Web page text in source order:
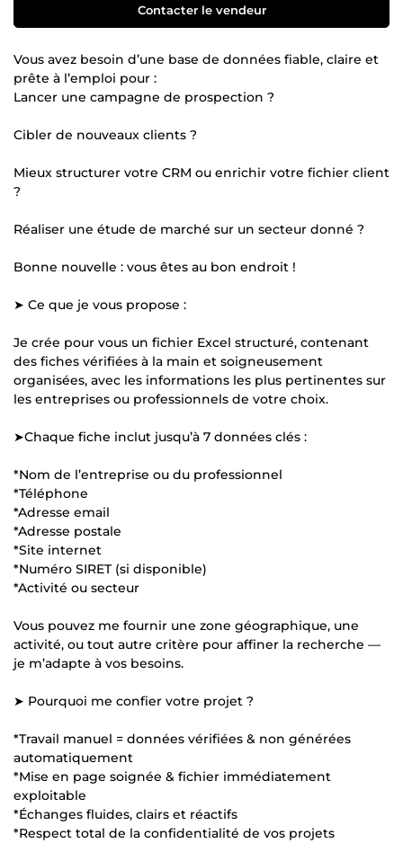
Contacter le vendeur
Vous avez besoin d’une base de données fiable, claire et
prête à l’emploi pour :
Lancer une campagne de prospection ?
Cibler de nouveaux clients ?
Mieux structurer votre CRM ou enrichir votre fichier client
?
Réaliser une étude de marché sur un secteur donné ?
Bonne nouvelle : vous êtes au bon endroit !
➤ Ce que je vous propose :
Je crée pour vous un fichier Excel structuré, contenant
des fiches vérifiées à la main et soigneusement
organisées, avec les informations les plus pertinentes sur
les entreprises ou professionnels de votre choix.
➤Chaque fiche inclut jusqu’à 7 données clés :
*Nom de l’entreprise ou du professionnel
*Téléphone
*Adresse email
*Adresse postale
*Site internet
*Numéro SIRET (si disponible)
*Activité ou secteur
Vous pouvez me fournir une zone géographique, une
activité, ou tout autre critère pour affiner la recherche —
je m’adapte à vos besoins.
➤ Pourquoi me confier votre projet ?
*Travail manuel = données vérifiées & non générées
automatiquement
*Mise en page soignée & fichier immédiatement
exploitable
*Échanges fluides, clairs et réactifs
*Respect total de la confidentialité de vos projets